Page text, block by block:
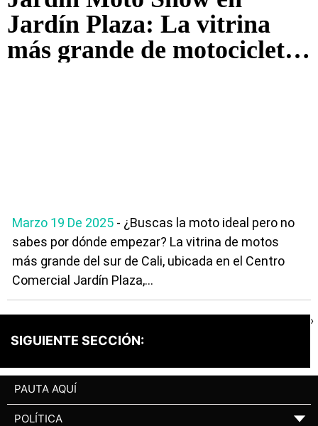
Jardín Plaza: La vitrina
más grande de motocicletas
Marzo 19 De 2025 - ¿Buscas la moto ideal pero no
sabes por dónde empezar? La vitrina de motos
más grande del sur de Cali, ubicada en el Centro
Comercial Jardín Plaza,...
SIGUIENTE SECCIÓN:
›
PAUTA AQUÍ
POLÍTICA ▼